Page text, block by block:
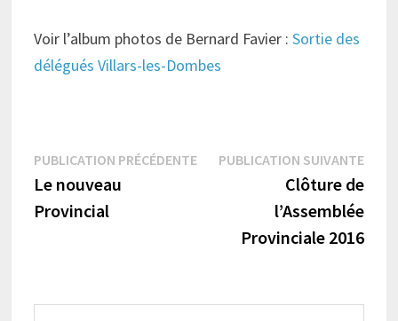
Voir l’album photos de Bernard Favier : Sortie des
délégués Villars-les-Dombes
Navigation
de
PUBLICATION PRÉCÉDENTEPublication
Le nouveau
Provincial
PUBLICATION SUIVANTE
Clôture de
l’Assemblée
Provinciale 2016